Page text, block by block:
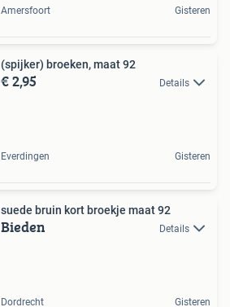
Amersfoort Gisteren
(spijker) broeken, maat 92
€ 2,95 Details
Everdingen Gisteren
suede bruin kort broekje maat 92
Bieden Details
Dordrecht Gisteren